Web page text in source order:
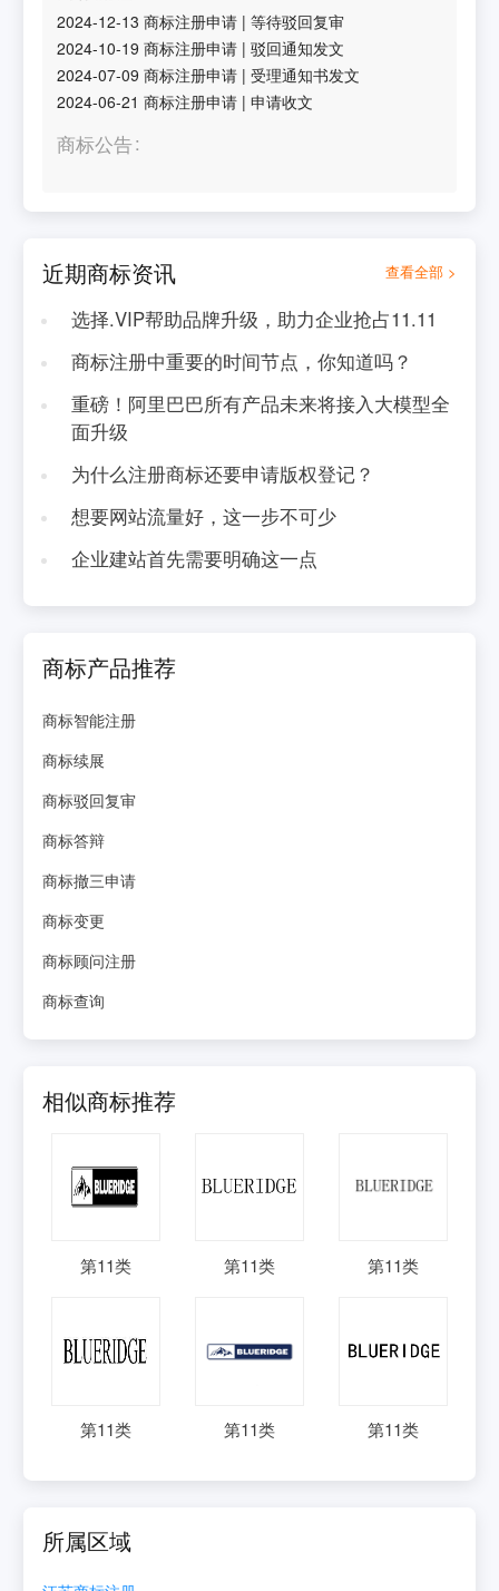
2024-12-13 商标注册申请 |等待驳回复审
2024-10-19 商标注册申请 |驳回通知发文
2024-07-09 商标注册申请 |受理通知书发文
2024-06-21 商标注册申请 |申请收文
商标公告
近期商标资讯 查看全部 >
选择.VIP帮助品牌升级，助力企业抢占11.11
商标注册中重要的时间节点，你知道吗？
重磅！阿里巴巴所有产品未来将接入大模型全
面升级
为什么注册商标还要申请版权登记？
想要网站流量好，这一步不可少
企业建站首先需要明确这一点
商标产品推荐
商标智能注册
商标续展
商标驳回复审
商标答辩
商标撤三申请
商标变更
商标顾问注册
商标查询
相似商标推荐
第11类 第11类 第11类
第11类 第11类 第11类
所属区域